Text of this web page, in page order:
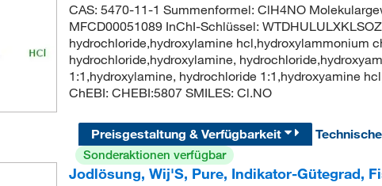
CAS: 5470-11-1 Summenformel: ClH4NO
MFCD00051089 InChI-Schlüssel:
hydrochloride,hydroxylamine hcl,hydroxylammonium
hydrochloride,hydroxylamine,
1:1,hydroxylamine, hydrochloride 1:1,hydroxyamine
ChEBI: CHEBI:5807 SMILES: Cl.NO
Preisgestaltung & Verfügbarkeit
Sonderaktionen verfügbar
Jodlösung, Wij'S, Pure, Indikator-Gütegrad,